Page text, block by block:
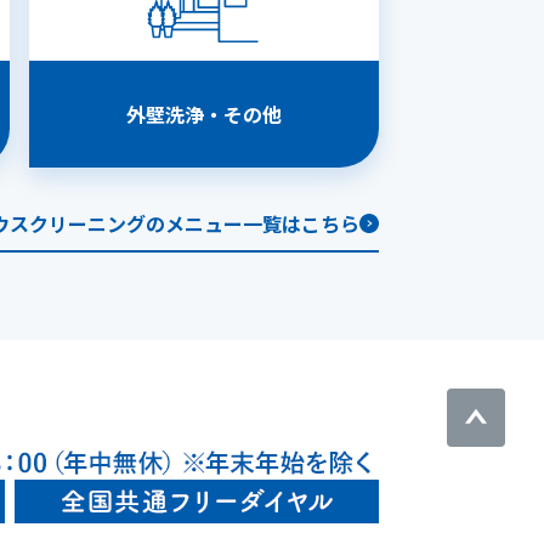
外壁洗浄・その他
スクリーニングのメニュー一覧はこちら